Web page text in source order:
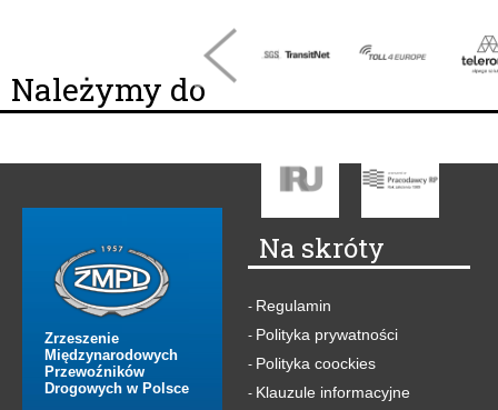
Należymy do
Zrzeszenie
Międzynarodowych
Przewoźników
Drogowych w Polsce
Na skróty
- Regulamin
- Polityka prywatności
- Polityka coockies
- Klauzule informacyjne